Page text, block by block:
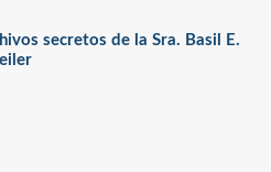
secretos de la Sra. Basil E.